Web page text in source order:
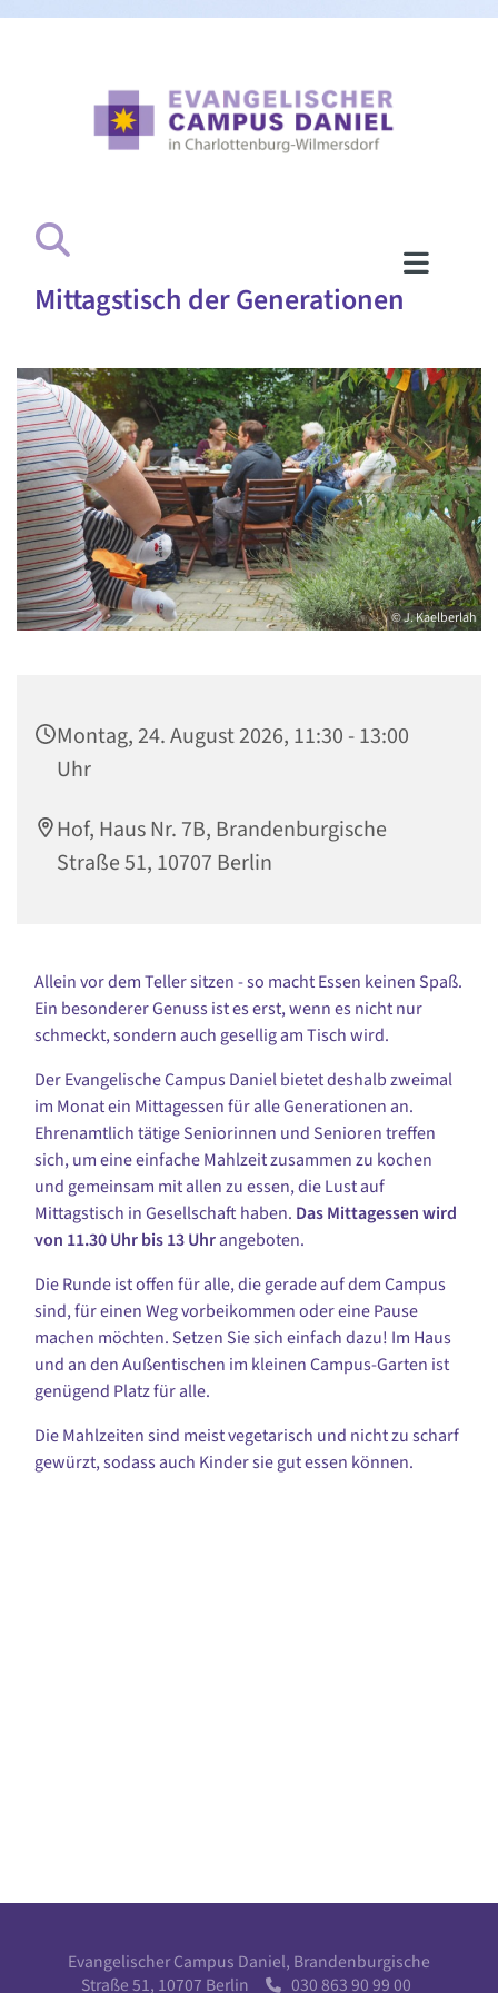
Mittagstisch der Generationen
© J. Kaelberlah
Montag, 24. August 2026, 11:30 - 13:00
Uhr
Hof, Haus Nr. 7B, Brandenburgische
Straße 51, 10707 Berlin
Allein vor dem Teller sitzen - so macht Essen keinen Spaß.
Ein besonderer Genuss ist es erst, wenn es nicht nur
schmeckt, sondern auch gesellig am Tisch wird.
Der Evangelische Campus Daniel bietet deshalb zweimal
im Monat ein Mittagessen für alle Generationen an.
Ehrenamtlich tätige Seniorinnen und Senioren treffen
sich, um eine einfache Mahlzeit zusammen zu kochen
und gemeinsam mit allen zu essen, die Lust auf
Mittagstisch in Gesellschaft haben. Das Mittagessen wird
von 11.30 Uhr bis 13 Uhrangeboten.
Die Runde ist offen für alle, die gerade auf dem Campus
sind, für einen Weg vorbeikommen oder eine Pause
machen möchten. Setzen Sie sich einfach dazu! Im Haus
und an den Außentischen im kleinen Campus-Garten ist
genügend Platz für alle.
Die Mahlzeiten sind meist vegetarisch und nicht zu scharf
gewürzt, sodass auch Kinder sie gut essen können.
Evangelischer Campus Daniel, Brandenburgische
Straße 51, 10707 Berlin
030 863 90 99 00